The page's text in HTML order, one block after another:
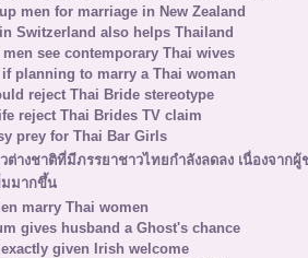
men for marriage in New Zealand
Switzerland also helps Thailand
see contemporary Thai wives
planning to marry a Thai woman
reject Thai Bride stereotype
reject Thai Brides TV claim
prey for Thai Bar Girls
ต่างชาติที่มีภรรยาชาวไทยกำลังลดลง เนื่องจาก
มมากขึ้น
marry Thai women
gives husband a Ghost's chance
given Irish welcome